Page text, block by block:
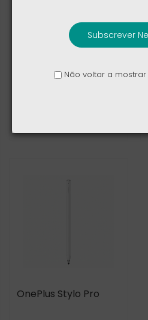
OnePlus Stylo Pro
Subscrever
Não voltar a